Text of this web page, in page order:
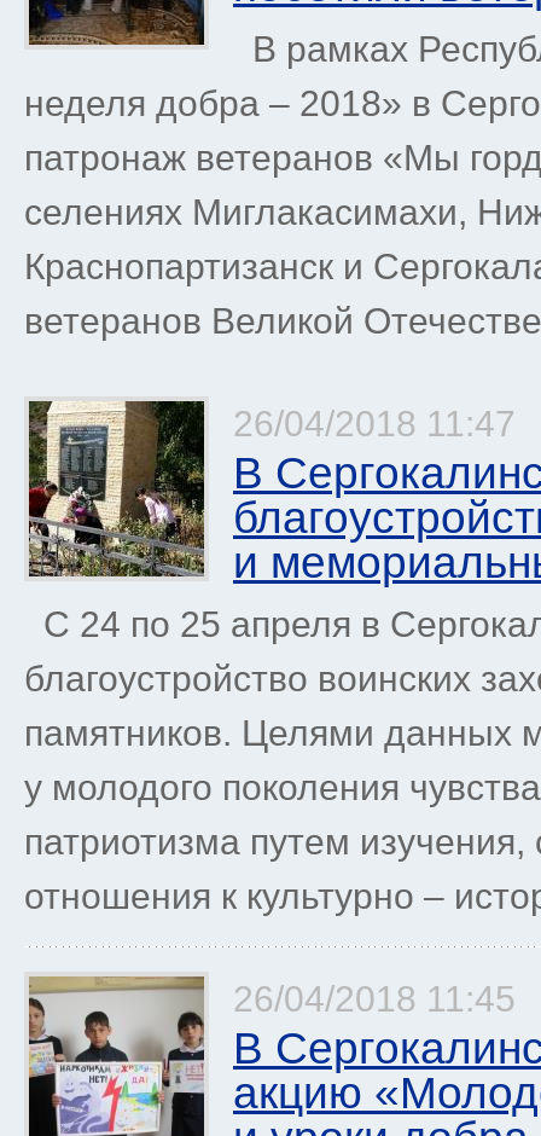
В рамках
неделя добра – 2018» в
патронаж ветеранов «Мы
селениях Миглакасимахи,
Краснопартизанск и
ветеранов Великой
26/04/2018 11:47
В
и
С 24 по 25 апреля в
благоустройство воинских
памятников. Целями данных
у молодого поколения
патриотизма путем
отношения к культурно –
26/04/2018 11:45
В
акцию